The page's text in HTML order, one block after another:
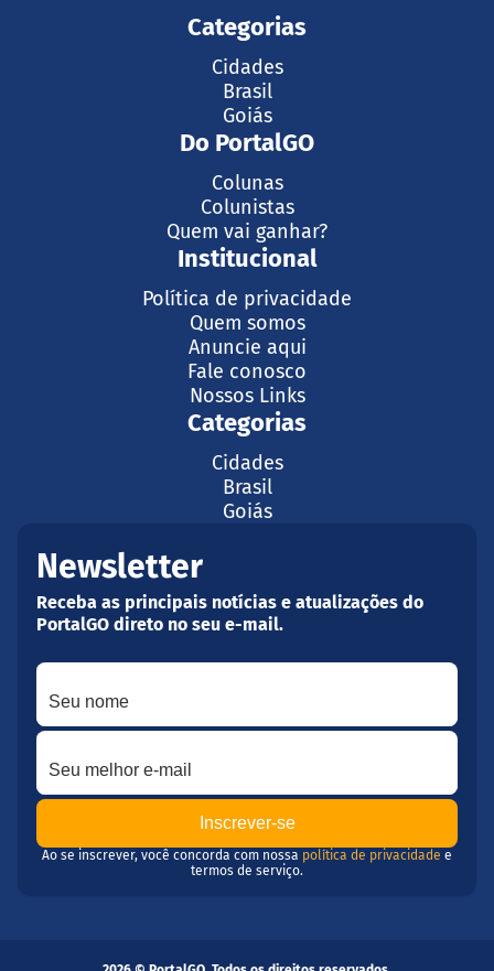
Categorias
Cidades
Brasil
Goiás
Do PortalGO
Colunas
Colunistas
Quem vai ganhar?
Institucional
Política de privacidade
Quem somos
Anuncie aqui
Fale conosco
Nossos Links
Categorias
Cidades
Brasil
Goiás
Newsletter
Receba as principais notícias e atualizações do
PortalGO direto no seu e-mail.
Seu nome
Seu melhor e-mail
Ao se inscrever, você concorda com nossa política de privacidade e
termos de serviço.